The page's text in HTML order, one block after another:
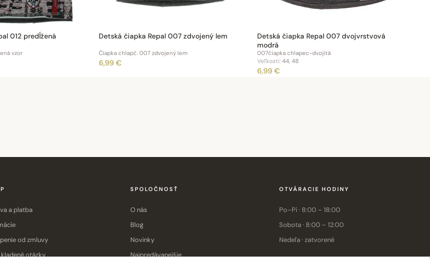
012 predĺžená
vzor
Detská čiapka Repal 007 zdvojený lem
Čiapka chlapč. 007 zdvojený lem
6,99 €
Detská čiapka Repal 007 dvojvrstvová
modrá
007čiapka chlapec-dvojitá
Veľkosti:44, 48
6,99 €
a platba
od zmluvy
otázky
SPOLOČNOSŤ
O nás
Blog
Novinky
Najpredávanejšie
OTVÁRACIE HODINY
Po–Pi · 8:00 – 18:00
Sobota · 8:00 – 12:00
Nedeľa · zatvorené